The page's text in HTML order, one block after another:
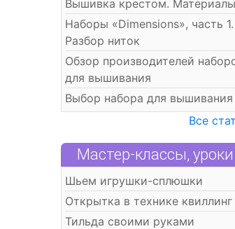
Вышивка крестом. Материалы
Наборы «Dimensions», часть 1.
Разбор ниток
Обзор производителей
для вышивания
Выбор набора для вышивания
Все
Мастер-классы, уроки
Шьем игрушки-сплюшки
Открытка в технике квиллинг
Тильда своими руками